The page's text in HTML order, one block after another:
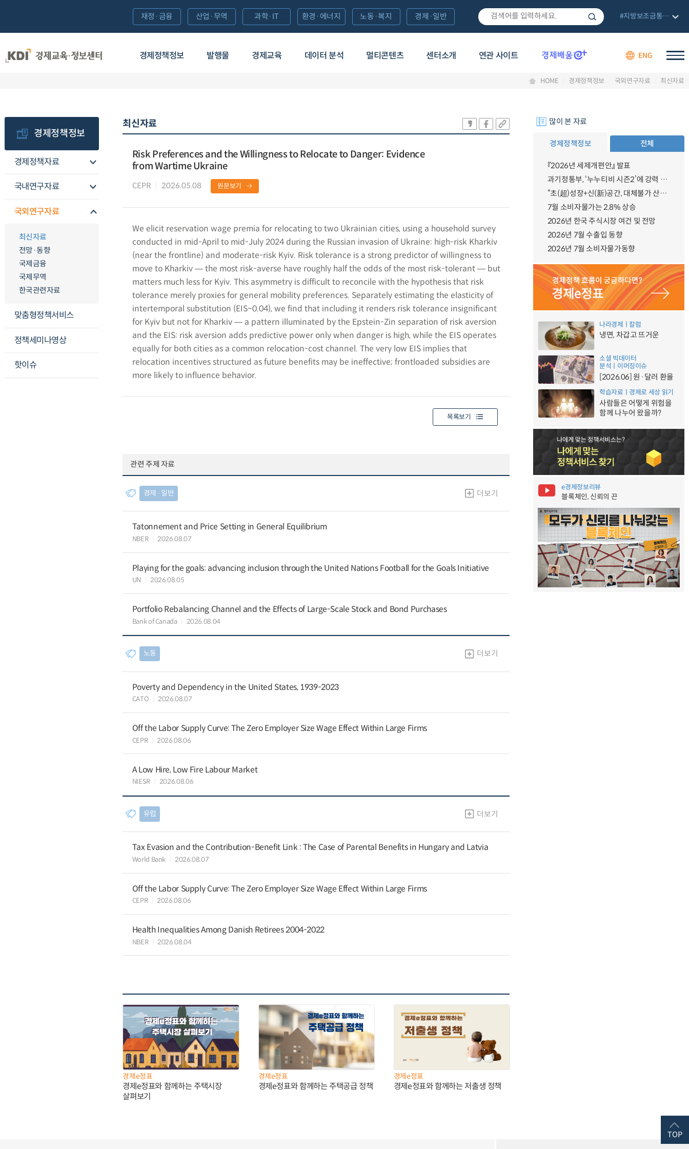
경제정책정보 발행물 경제교육 데이터 분석 멀티콘텐츠 센터소개 연관 사이트 ENG
재정·금융 산업·무역 과학·IT 환경·에너지 노동·복지 경제·일반 #지방보조금통합관리망
HOME 경제정책정보 국외연구자료 최신자료
경제정책정보
경제정책자료
국내연구자료
국외연구자료
최신자료
전망·동향
국제금융
국제무역
한국관련자료
맞춤형정책서비스
정책세미나영상
핫이슈
최신자료
Risk Preferences and the Willingness to Relocate to Danger: Evidence
from Wartime Ukraine
CEPR 2026.05.08 원문보기
We elicit reservation wage premia for relocating to two Ukrainian cities, using a household survey
conducted in mid-April to mid-July 2024 during the Russian invasion of Ukraine: high-risk Kharkiv
(near the frontline) and moderate-risk Kyiv. Risk tolerance is a strong predictor of willingness to
move to Kharkiv ― the most risk-averse have roughly half the odds of the most risk-tolerant ― but
matters much less for Kyiv. This asymmetry is difficult to reconcile with the hypothesis that risk
tolerance merely proxies for general mobility preferences. Separately estimating the elasticity of
intertemporal substitution (EIS~0.04), we find that including it renders risk tolerance insignificant
for Kyiv but not for Kharkiv ― a pattern illuminated by the Epstein-Zin separation of risk aversion
and the EIS: risk aversion adds predictive power only when danger is high, while the EIS operates
equally for both cities as a common relocation-cost channel. The very low EIS implies that
relocation incentives structured as future benefits may be ineffective; frontloaded subsidies are
more likely to influence behavior.
목록보기
관련 주제 자료
경제 ∙ 일반 더보기
Tatonnement and Price Setting in General Equilibrium
NBER 2026.08.07
Playing for the goals: advancing inclusion through the United Nations Football for the Goals Initiative
UN 2026.08.05
Portfolio Rebalancing Channel and the Effects of Large-Scale Stock and Bond Purchases
Bank of Canada 2026.08.04
노동 더보기
Poverty and Dependency in the United States, 1939-2023
CATO 2026.08.07
Off the Labor Supply Curve: The Zero Employer Size Wage Effect Within Large Firms
CEPR 2026.08.06
A Low Hire, Low Fire Labour Market
NIESR 2026.08.06
유럽 더보기
Tax Evasion and the Contribution-Benefit Link : The Case of Parental Benefits in Hungary and Latvia
World Bank 2026.08.07
Off the Labor Supply Curve: The Zero Employer Size Wage Effect Within Large Firms
CEPR 2026.08.06
Health Inequalities Among Danish Retirees 2004-2022
NBER 2026.08.04
경제e정표
경제e정표와 함께하는 주택시장
살펴보기
경제e정표
경제e정표와 함께하는 주택공급 정책
경제e정표
경제e정표와 함께하는 저출생 정책
많이 본 자료
경제정책정보 전체
『2026년 세제개편안』 발표
과기정통부, ‘누누티비 시즌2’에 강력 대응 의지 밝혀
“초(超)성장+신(新)공간, 대체불가 산업강국”
7월 소비자물가는 2.8% 상승
2026년 한국 주식시장 여건 및 전망
2026년 7월 수출입 동향
2026년 7월 소비자물가동향
나라경제ㅣ칼럼
냉면, 차갑고 뜨거운
소셜 빅데이터
분석ㅣ이머징이슈
[2026.06] 원·달러 환율
학습자료ㅣ경제로 세상 읽기
사람들은 어떻게 위험을
함께 나누어 왔을까?
e경제정보리뷰
블록체인, 신뢰의 끈
TOP